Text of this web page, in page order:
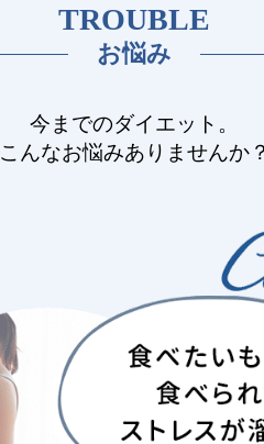
TROUBLE
お悩み
今までのダイエット。
こんなお悩みありませんか